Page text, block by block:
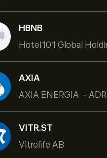
HBNB
AXIA
AXIA ENERGIA - ADR
VITR.ST
Vitrolife AB